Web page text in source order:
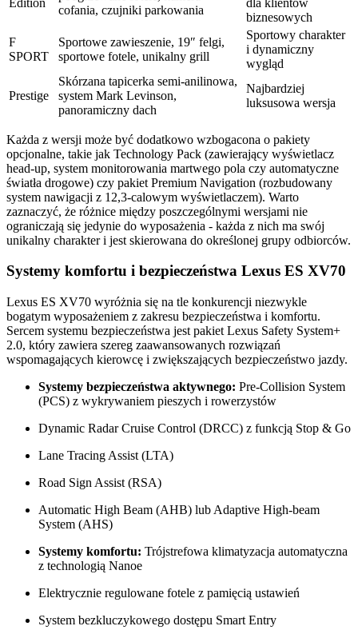
cofania, czujniki parkowania
biznesowych
F
SPORT
Sportowe zawieszenie, 19″ felgi,
sportowe fotele, unikalny grill
Sportowy charakter
i dynamiczny
wygląd
Prestige
Skórzana tapicerka semi-anilinowa,
system Mark Levinson,
panoramiczny dach
Najbardziej
luksusowa wersja
Każda z wersji może być dodatkowo wzbogacona o pakiety
opcjonalne, takie jak Technology Pack (zawierający wyświetlacz
head-up, system monitorowania martwego pola czy automatyczne
światła drogowe) czy pakiet Premium Navigation (rozbudowany
system nawigacji z 12,3-calowym wyświetlaczem). Warto
zaznaczyć, że różnice między poszczególnymi wersjami nie
ograniczają się jedynie do wyposażenia - każda z nich ma swój
unikalny charakter i jest skierowana do określonej grupy odbiorców.
Systemy komfortu i bezpieczeństwa Lexus ES XV70
Lexus ES XV70 wyróżnia się na tle konkurencji niezwykle
bogatym wyposażeniem z zakresu bezpieczeństwa i komfortu.
Sercem systemu bezpieczeństwa jest pakiet Lexus Safety System+
2.0, który zawiera szereg zaawansowanych rozwiązań
wspomagających kierowcę i zwiększających bezpieczeństwo jazdy.
Systemy bezpieczeństwa aktywnego: Pre-Collision System
(PCS) z wykrywaniem pieszych i rowerzystów
Dynamic Radar Cruise Control (DRCC) z funkcją Stop & Go
Lane Tracing Assist (LTA)
Road Sign Assist (RSA)
Automatic High Beam (AHB) lub Adaptive High-beam
System (AHS)
Systemy komfortu: Trójstrefowa klimatyzacja automatyczna
z technologią Nanoe
Elektrycznie regulowane fotele z pamięcią ustawień
System bezkluczykowego dostępu Smart Entry